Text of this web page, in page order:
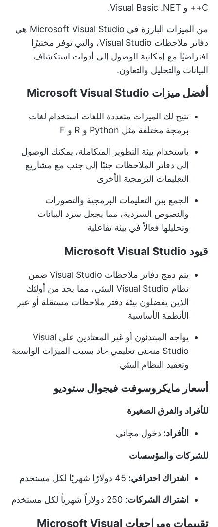
C++ و Visual Basic .NET.
من الميزات البارزة في Microsoft Visual Studio هي
دفاتر ملاحظات Visual Studio، والتي توفر مختبرًا
افتراضيًا مع إمكانية الوصول إلى أدوات استكشاف
البيانات والتحليل والتعاون.
أفضل ميزات Microsoft Visual Studio
تتيح لك الميزات متعددة اللغات استخدام لغات
برمجة مختلفة مثل Python و R و F
باستخدام بيئة التطوير المتكاملة، يمكنك الوصول
إلى دفاتر الملاحظات جنبًا إلى جنب مع مشاريع
التعليمات البرمجية الأخرى
الجمع بين التعليمات البرمجية والتصورات
والنصوص السردية، مما يجعل سرد البيانات
وتحليلها فعالاً في بيئة تفاعلية
قيود Microsoft Visual Studio
يتم دمج دفاتر ملاحظات Visual Studio ضمن
نظام Visual Studio البيئي، مما يحد من أولئك
الذين يفضلون بيئة دفتر ملاحظات مستقلة أو عبر
الأنظمة الأساسية
يواجه المبتدئون أو غير المعتادين على Visual
Studio منحنى تعليمي حاد بسبب الميزات الواسعة
وتعقيد النظام البيئي
أسعار مايكروسوفت فيجوال ستوديو
للأفراد والفرق الصغيرة
الأفراد: دخول مجاني
للشركات والمؤسسات
اشتراك احترافي:
اشتراك الشركات: 250 دولاراً شهرياً لكل مستخدم
تقييمات ومراجعات Microsoft Visual